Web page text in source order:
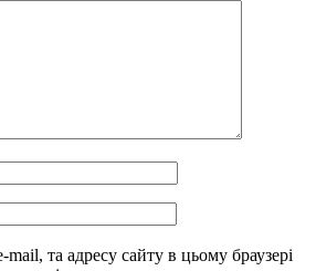
mail, та адресу сайту в цьому браузері